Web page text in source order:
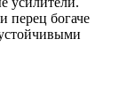
перец богаче